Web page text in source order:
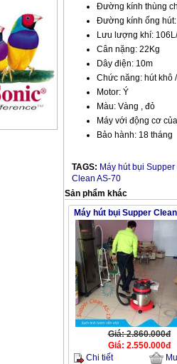
Đường kính thùng
Đường kính ống
Lưu lượng khí:
Cân nặng: 22Kg
Dây điện: 10m
Chức năng: hút khô
Motor: Ý
Màu: Vàng , đỏ
Máy với động cơ
Bảo hành: 18 tháng
TAGS: Máy hút bụi
Clean AS-70
Sản phẩm khác
Máy hút bụi Supper
Giá: 2.860.000đ
Giá: 2.550.000đ
Chi tiết